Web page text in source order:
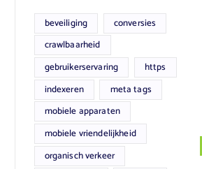
beveiliging
conversies
crawlbaarheid
gebruikerservaring
https
indexeren
meta tags
mobiele apparaten
mobiele vriendelijkheid
organisch verkeer